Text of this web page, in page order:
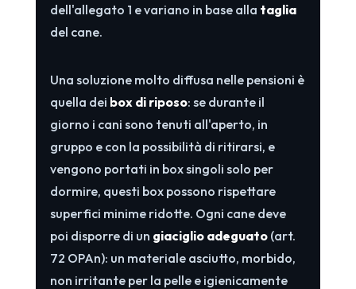
dell'allegato 1 e variano in base alla taglia
del cane.
Una soluzione molto diffusa nelle pensioni è
quella dei box di riposo: se durante il
giorno i cani sono tenuti all'aperto, in
gruppo e con la possibilità di ritirarsi, e
vengono portati in box singoli solo per
dormire, questi box possono rispettare
superfici minime ridotte. Ogni cane deve
poi disporre di un giaciglio adeguato(art.
72 OPAn): un materiale asciutto, morbido,
non irritante per la pelle e igienicamente